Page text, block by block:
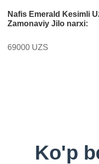
Nafis Emerald Kesimli
Zamonaviy Jilo narxi:
69000 UZS
Ko'p